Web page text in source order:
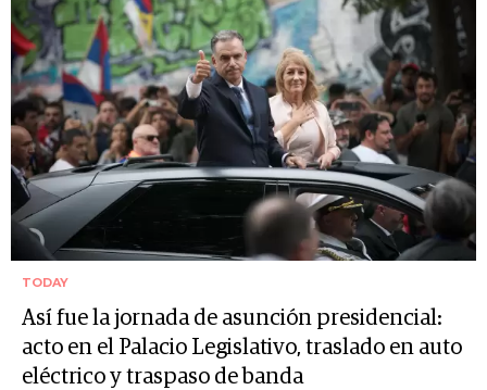
TODAY
Así fue la jornada de asunción presidencial:
acto en el Palacio Legislativo, traslado en auto
eléctrico y traspaso de banda